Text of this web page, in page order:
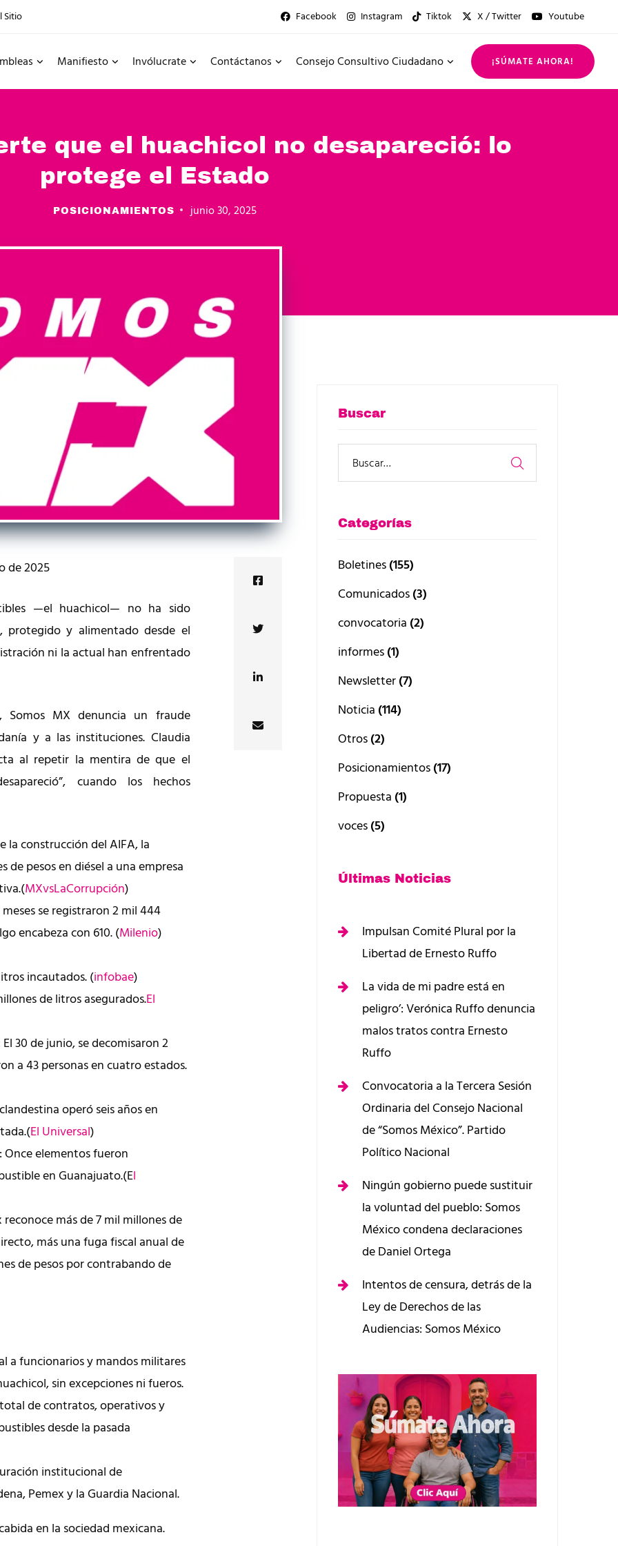
Sitio Facebook Instagram Tiktok X / Twitter Youtube
Manifiesto Invólucrate Contáctanos Consejo Consultivo Ciudadano ¡SÚMATE AHORA!
que el huachicol no desapareció: lo
protege el Estado
POSICIONAMIENTOS junio 30, 2025
de 2025
—el huachicol— no ha sido
protegido y alimentado desde el
ni la actual han enfrentado
Somos MX denuncia un fraude
y a las instituciones. Claudia
al repetir la mentira de que el
cuando los hechos
la construcción del AIFA, la
de pesos en diésel a una empresa
MXvsLaCorrupción)
se registraron 2 mil 444
encabeza con 610. (Milenio)
incautados. (infobae)
de litros asegurados.El
30 de junio, se decomisaron 2
a 43 personas en cuatro estados.
operó seis años en
El Universal)
elementos fueron
en Guanajuato.(El
más de 7 mil millones de
más una fuga fiscal anual de
de pesos por contrabando de
a funcionarios y mandos militares
sin excepciones ni fueros.
de contratos, operativos y
desde la pasada
institucional de
Pemex y la Guardia Nacional.
en la sociedad mexicana.
Buscar
Categorías
Boletines(155)
Comunicados(3)
convocatoria (2)
informes(1)
Newsletter(7)
Noticia (114)
Otros(2)
Posicionamientos(17)
Propuesta (1)
voces(5)
Últimas Noticias
Impulsan Comité Plural por la
Libertad de Ernesto Ruffo
La vida de mi padre está en
peligro’: Verónica Ruffo denuncia
malos tratos contra Ernesto
Ruffo
Convocatoria a la Tercera Sesión
Ordinaria del Consejo Nacional
de “Somos México”. Partido
Político Nacional
Ningún gobierno puede sustituir
la voluntad del pueblo: Somos
México condena declaraciones
de Daniel Ortega
Intentos de censura, detrás de la
Ley de Derechos de las
Audiencias: Somos México